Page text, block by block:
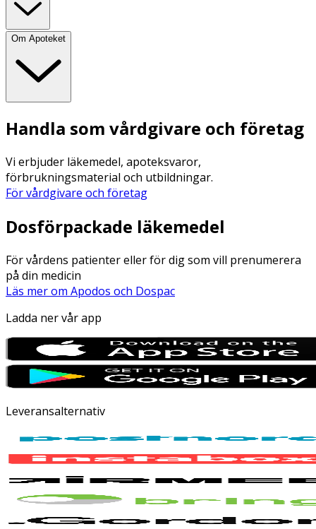
Om Apoteket
Handla som vårdgivare och företag
Vi erbjuder läkemedel, apoteksvaror,
förbrukningsmaterial och utbildningar.
För vårdgivare och företag
Dosförpackade läkemedel
För vårdens patienter eller för dig som vill prenumerera
på din medicin
Läs mer om Apodos och Dospac
Ladda ner vår app
Leveransalternativ